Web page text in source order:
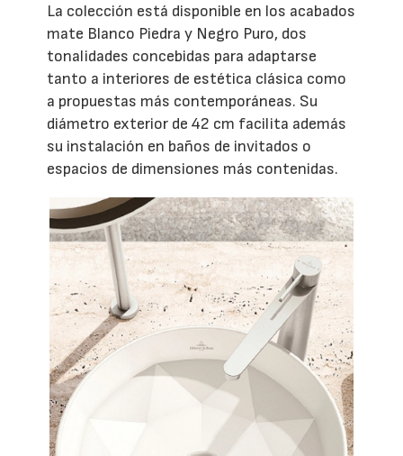
La colección está disponible en los acabados
mate Blanco Piedra y Negro Puro, dos
tonalidades concebidas para adaptarse
tanto a interiores de estética clásica como
a propuestas más contemporáneas. Su
diámetro exterior de 42 cm facilita además
su instalación en baños de invitados o
espacios de dimensiones más contenidas.